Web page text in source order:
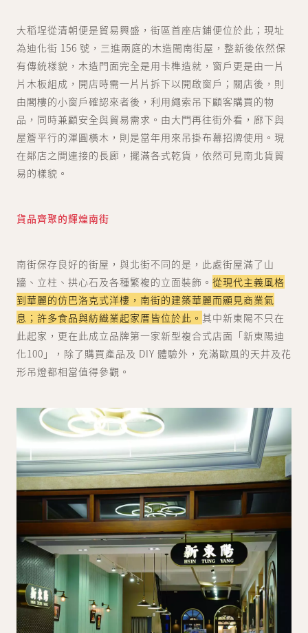
大稻埕從清朝便是貿易興盛，街區首座店鋪便位於此；現址
為迪化街 156 號，三進兩庭的木造閩南街屋，整新後依然保
有傳統樣貌，木造門面完全是用卡榫造就，窗戶更是由一片
片木板組成，開店時需一片片拆下以開啟窗戶；關店後，則
由閣樓的小窗戶確認來者後，利用繩索吊下顧客購買的物
品，同時兼顧安全與貿易需求。由大門再往街外看，廊下與
屋簷平行的渾圓橫木，則是當年用來吊掛布幕招牌使用。現
在鄰店之間連接的長廊，擺滿各式乾貨，依然可見南北貨貿
易的樣貌。
貨品齊聚的輝煌南街
南街保存良好的街屋，與北街不同的是，此處街屋滿了山
牆、立柱、拱心石及各種繁複的立面裝飾。 從現代主義風格
到華麗的仿巴洛克式洋樓，南街的建築華麗而顯見商業氣
息；許多食品與紡織業起家厝皆位於此。 其中新東陽不只在
此起家，更在此成立品牌第一家新型複合式店面「新東陽迪
化100」，除了購買產品及 DIY 體驗外，充滿歐風的天井及花
形吊燈都相當值得參觀。